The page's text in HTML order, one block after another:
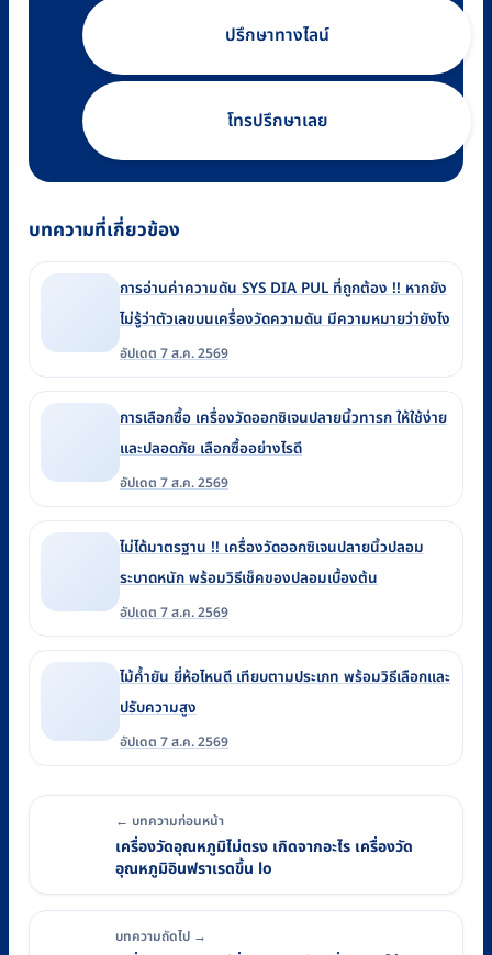
ปรึกษาทางไลน์
โทรปรึกษาเลย
บทความที่เกี่ยวข้อง
การอ่านค่าความดัน SYS DIA PUL ที่ถูกต้อง !! หากยัง
ไม่รู้ว่าตัวเลขบนเครื่องวัดความดัน มีความหมายว่ายังไง
อัปเดต 7 ส.ค. 2569
การเลือกซื้อ เครื่องวัดออกซิเจนปลายนิ้วทารก ให้ใช้ง่าย
และปลอดภัย เลือกซื้ออย่างไรดี
อัปเดต 7 ส.ค. 2569
ไม่ได้มาตรฐาน !! เครื่องวัดออกซิเจนปลายนิ้วปลอม
ระบาดหนัก พร้อมวิธีเช็คของปลอมเบื้องต้น
อัปเดต 7 ส.ค. 2569
ไม้ค้ำยัน ยี่ห้อไหนดี เทียบตามประเภท พร้อมวิธีเลือกและ
ปรับความสูง
อัปเดต 7 ส.ค. 2569
← บทความก่อนหน้า
เครื่องวัดอุณหภูมิไม่ตรง เกิดจากอะไร เครื่องวัด
อุณหภูมิอินฟราเรดขึ้น lo
บทความถัดไป →